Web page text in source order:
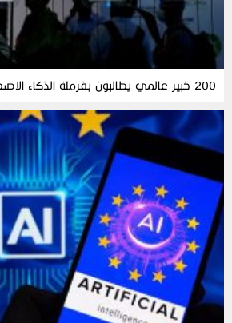
200 خبير عالمي يطالبون بفرملة الذكاء الاصطناعي